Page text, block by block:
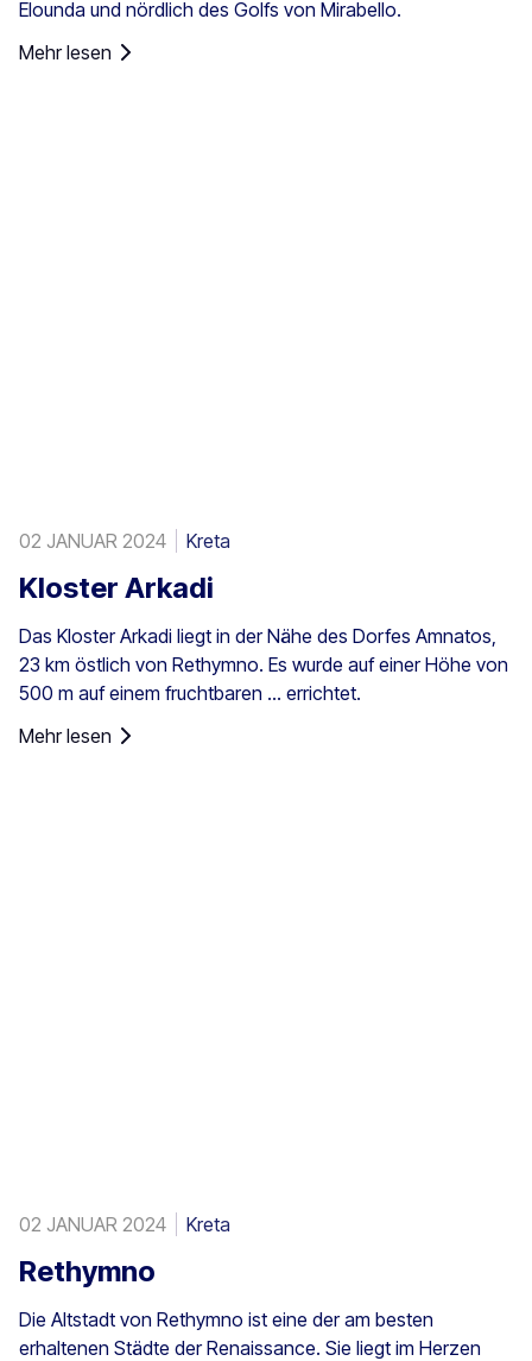
Elounda und nördlich des Golfs von Mirabello.
Mehr lesen
02 JANUAR 2024 Kreta
Kloster Arkadi
Das Kloster Arkadi liegt in der Nähe des Dorfes Amnatos,
23 km östlich von Rethymno. Es wurde auf einer Höhe von
500 m auf einem fruchtbaren ... errichtet.
Mehr lesen
02 JANUAR 2024 Kreta
Rethymno
Die Altstadt von Rethymno ist eine der am besten
erhaltenen Städte der Renaissance. Sie liegt im Herzen